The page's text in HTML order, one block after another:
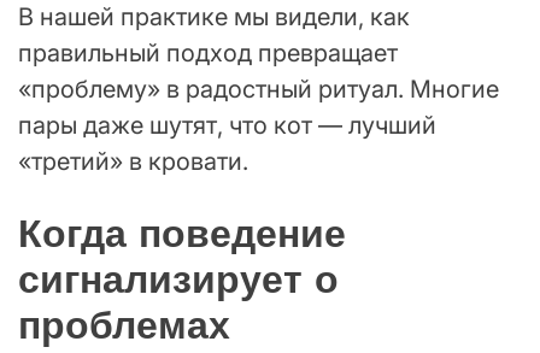
В нашей практике мы видели, как
правильный подход превращает
«проблему» в радостный ритуал. Многие
пары даже шутят, что кот — лучший
«третий» в кровати.
Когда поведение
сигнализирует о
проблемах